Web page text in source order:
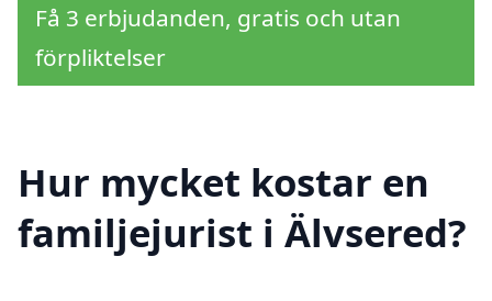
Få 3 erbjudanden, gratis och utan
förpliktelser
Hur mycket kostar en
familjejurist i Älvsered?